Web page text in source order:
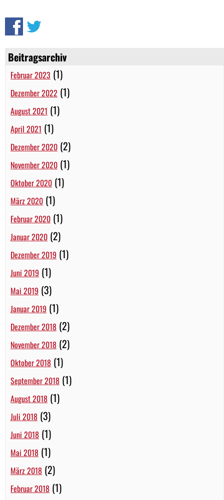
Beitragsarchiv
Februar 2023 (1)
Dezember 2022 (1)
August 2021 (1)
April 2021 (1)
Dezember 2020 (2)
November 2020 (1)
Oktober 2020 (1)
März 2020 (1)
Februar 2020 (1)
Januar 2020 (2)
Dezember 2019 (1)
Juni 2019 (1)
Mai 2019 (3)
Januar 2019 (1)
Dezember 2018 (2)
November 2018 (2)
Oktober 2018 (1)
September 2018 (1)
August 2018 (1)
Juli 2018 (3)
Juni 2018 (1)
Mai 2018 (1)
März 2018 (2)
Februar 2018 (1)